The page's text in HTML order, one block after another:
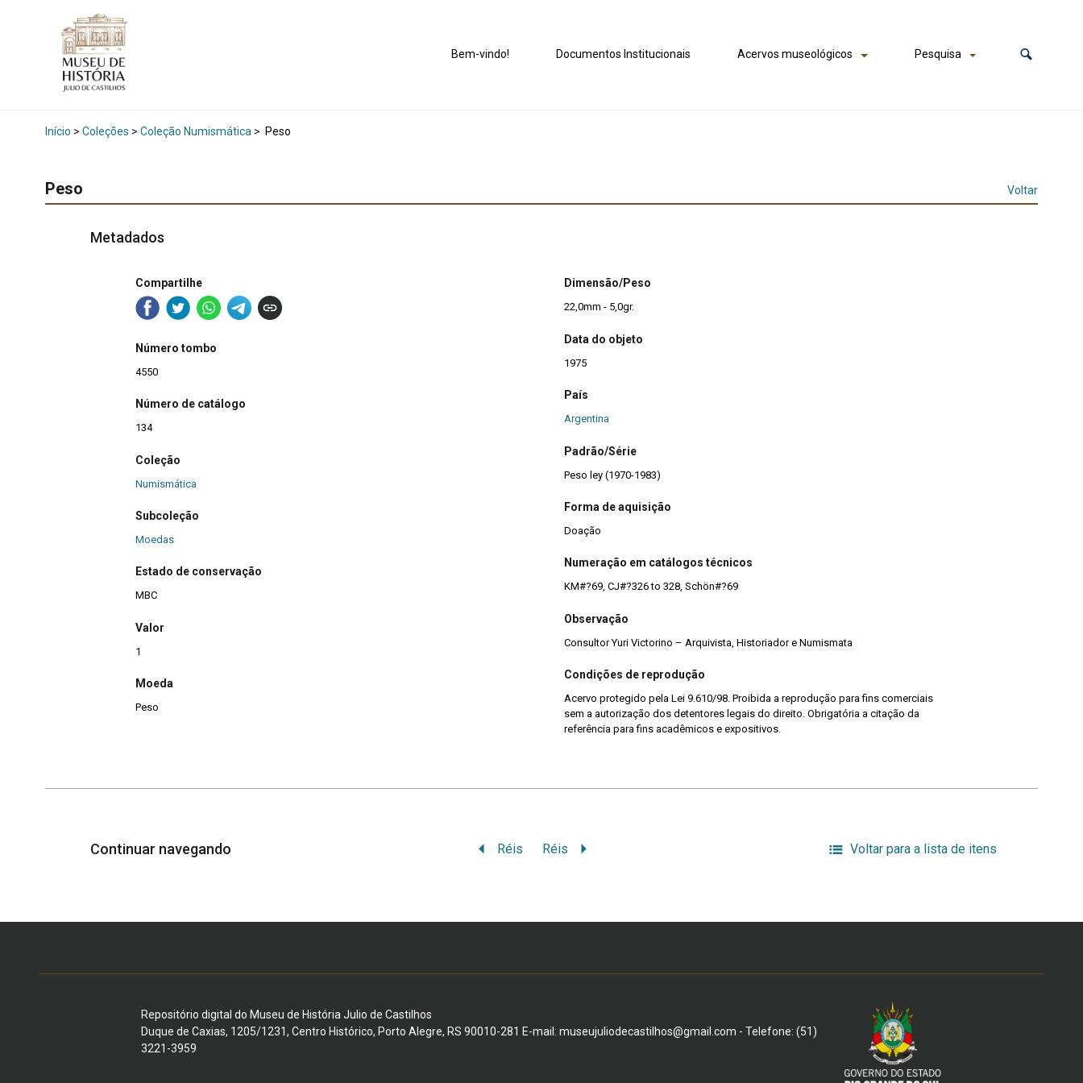
Bem-vindo! Documentos Institucionais Acervos museológicos Pesquisa
Início > Coleções > Coleção Numismática > Peso
Peso Voltar
Metadados
Compartilhe
Número tombo
4550
Número de catálogo
134
Coleção
Numismática
Subcoleção
Moedas
Estado de conservação
MBC
Valor
1
Moeda
Peso
Dimensão/Peso
22,0mm - 5,0gr.
Data do objeto
1975
País
Argentina
Padrão/Série
Peso ley (1970-1983)
Forma de aquisição
Doação
Numeração em catálogos técnicos
KM#?69, CJ#?326 to 328, Schön#?69
Observação
Consultor Yuri Victorino – Arquivista, Historiador e Numismata
Condições de reprodução
Acervo protegido pela Lei 9.610/98. Proibida a reprodução para fins comerciais
sem a autorização dos detentores legais do direito. Obrigatória a citação da
referência para fins acadêmicos e expositivos.
Continuar navegando Réis Réis Voltar para a lista de itens
Repositório digital do Museu de História Julio de Castilhos
Duque de Caxias, 1205/1231, Centro Histórico, Porto Alegre, RS 90010-281 E-mail: museujuliodecastilhos@gmail.com - Telefone: (51)
3221-3959